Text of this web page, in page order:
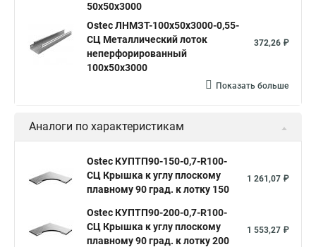
50х50х3000
Ostec ЛНМЗТ-100х50х3000-0,55-
СЦ Металлический лоток
неперфорированный
100х50х3000
372,26 ₽
Показать больше
Аналоги по характеристикам
Ostec КУПТП90-150-0,7-R100-
СЦ Крышка к углу плоскому
плавному 90 град. к лотку 150
1 261,07 ₽
Ostec КУПТП90-200-0,7-R100-
СЦ Крышка к углу плоскому
плавному 90 град. к лотку 200
1 553,27 ₽